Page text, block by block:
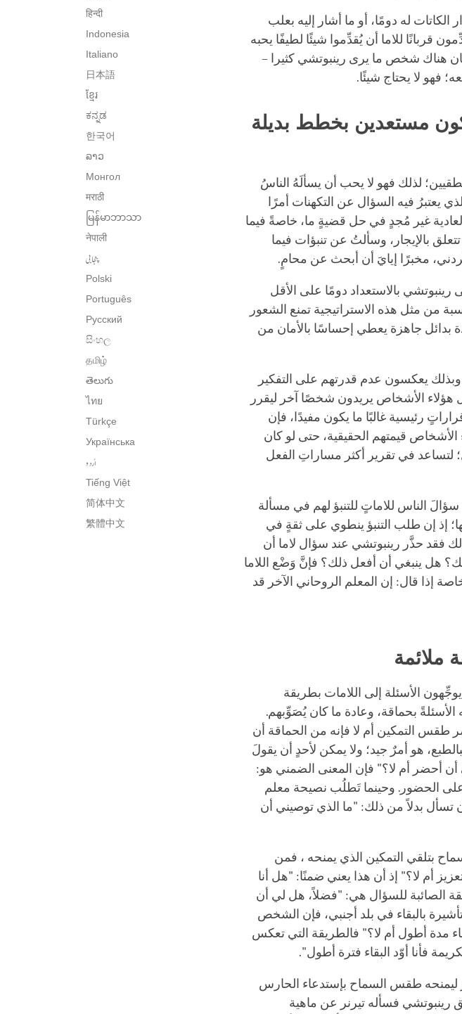
हिन्दी
Indonesia
Italiano
日本語
ខ្មែរ
ಕನ್ನಡ
한국어
ລາວ
Монгол
मराठी
မြန်မာဘာသာ
नेपाली
پنجابی
Polski
Português
Русский
සිංහල
தமிழ்
తెలుగు
ไทย
Türkçe
Українська
اُردو
Tiếng Việt
简体中文
繁體中文
له دومًا، أو ما أشار إليه بعلب
قربانًا للاما أن يُقدِّموا شيئًا لطيفًا يحبه
هناك شخص ما يرى رينبوتشي كثيرا –
فهو لا يحتاج شيئًا.
مستعدين بخطط بديلة
لذلك فهو لا يحب أن يسألَهُ الناسُ
يعتبرُ فيه السؤال عن التكهنات أمرًا
غير مُجدٍ في حل قضيةٍ ما، خاصةً فيما
بالإيجار، وسألتُ عن تنبؤات فيما
مخبرًا إيايَ أن أبحث عن محامٍ.
بالاستعداد دومًا على الأقل
من مثل هذه الاستراتيجية تمنع الشعور
جاهزة يعطي إحساسًا بالأمان من
وبذلك يعكسون عدم قدرتهم على التفكير
هؤلاء الأشخاص يريدون شخصًا آخر ليقرر
رئيسية غالبًا ما يكون مفيدًا، فإن
قيمتهم الحقيقية، حتى لو كان
لتساعد في تقرير أكثر مساراتِ الفعل
الناس للاماتٍ للتنبؤ لهم في مسألة
إذ إن طلب التنبؤ ينطوي على ثقةٍ في
فقد حذَّر رينبوتشي عند سؤال لاما أن
هل ينبغي أن أفعل ذلك؟ فإنَّ وَضْع اللاما
إذا قال: إن المعلم الروحاني الآخر قد
ملائمة
الأسئلة إلى اللامات بطريقة
الأسئلةً بحماقة، وعادة ما كان يُصَوِّبهم.
طقس التمكين أم لا فإنه من الحماقة أن
هو أمرٌ جيد؛ ولا يمكن لأحدٍ أن يقولَ
أحضر أم لا؟" فإن المعنى الضمني هو:
الحضور. وحينما تَطلُب نصيحة معلم
تسأل بدلاً من ذلك: "ما الذي توصيني أن
بتلقي التمكين الذي يمنحه ، فمن
أم لا؟" إذ أن هذا يعني ضمنًا: "هل أنا
الصائبة للسؤال هي: "فضلاً، هل لي أن
بالبقاء في بلد أجنبي، فإن الشخص
مدة أطول أم لا؟" فالطريقة التي تعكس
فأنا أوّد البقاء فترة أطول".
ليمنحه طقس السماح بإستدعاء الحارس
رينبوتشي فسأله تيرنر عن ماهية